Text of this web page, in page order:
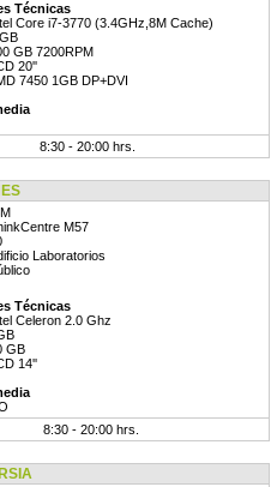
Técnicas
Core i7-3770 (3.4GHz,8M Cache)
GB 7200RPM
20''
7450 1GB DP+DVI
8:30 - 20:00 hrs.
M57
Laboratorios
Técnicas
Celeron 2.0 Ghz
GB
14''
8:30 - 20:00 hrs.